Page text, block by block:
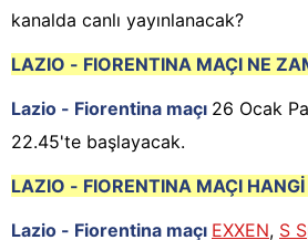
kanalda canlı yayınlanacak?
LAZIO - FIORENTINA MAÇI NE
Lazio - Fiorentina maçı 26 Ocak
22.45'te başlayacak.
LAZIO - FIORENTINA MAÇI
Lazio - Fiorentina maçı EXXEN, S